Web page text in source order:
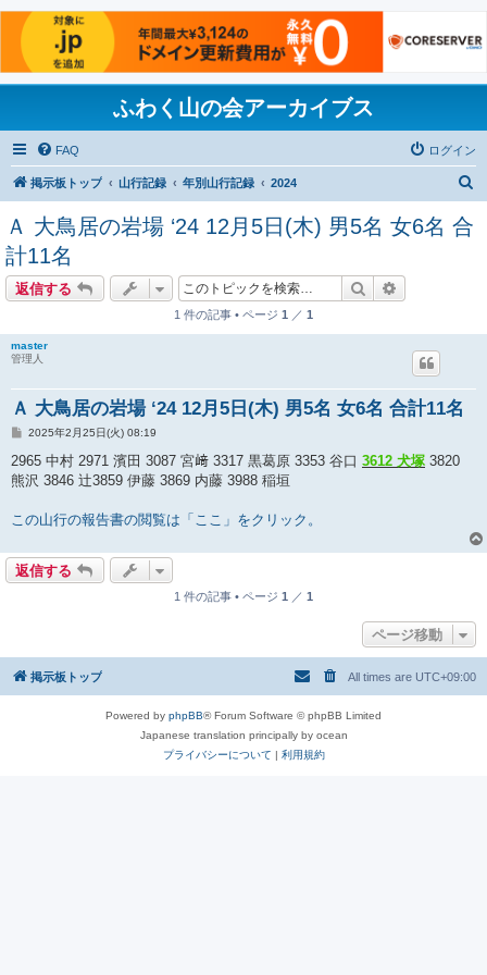
ふわく山の会アーカイブス
FAQ ログイン
掲示板トップ 山行記録 年別山行記録 2024
Ａ 大鳥居の岩場 ‘24 12月5日(木) 男5名 女6名 合
計11名
返信する 検索
1 件の記事 • ページ 1 ／ 1
master
管理人
Ａ 大鳥居の岩場 ‘24 12月5日(木) 男5名 女6名 合計11名
投
記
2025年2月25日(火) 08:19
2965 中村 2971 濱田 3087 宮﨑 3317 黒葛原 3353 谷口 3612 犬塚 3820
熊沢 3846 辻3859 伊藤 3869 内藤 3988 稲垣
この山行の報告書の閲覧は「ここ」をクリック。
返信する
1 件の記事 • ページ 1 ／ 1
ページ移動
掲示板トップ All times are UTC+09:00
Powered by phpBB® Forum Software © phpBB Limited
Japanese translation principally by ocean
プライバシーについて | 利用規約